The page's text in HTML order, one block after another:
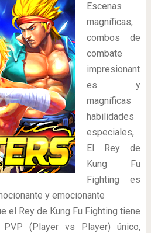
Escenas
magníficas,
combos de
combate
impresionant
es y
magníficas
habilidades
especiales,
El Rey de
Kung Fu
Fighting es
y emocionante
el Rey de Kung Fu Fighting tiene
(Player vs Player) único,